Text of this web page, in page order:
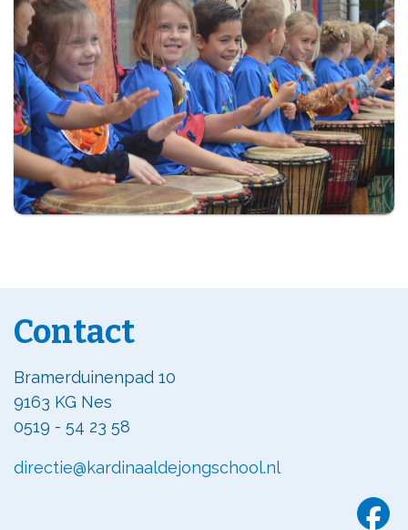
Contact
Bramerduinenpad 10
9163 KG Nes
0519 - 54 23 58
directie@kardinaaldejongschool.nl